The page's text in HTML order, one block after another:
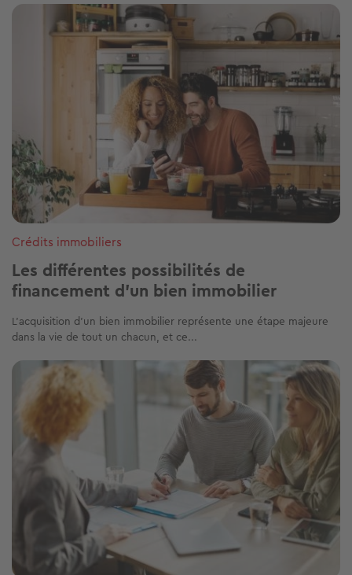
Crédits immobiliers
Les différentes possibilités de
financement d’un bien immobilier
L'acquisition d'un bien immobilier représente une étape majeure
dans la vie de tout un chacun, et ce...
Image